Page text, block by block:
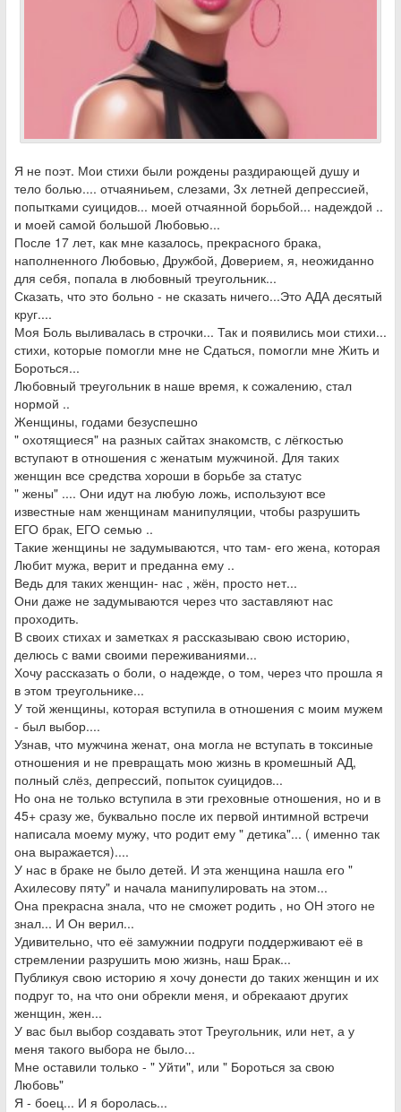
Я не поэт. Мои стихи были рождены раздирающей душу и
тело болью.... отчаяниьем, слезами, 3х летней депрессией,
попытками суицидов... моей отчаянной борьбой... надеждой ..
и моей самой большой Любовью...
После 17 лет, как мне казалось, прекрасного брака,
наполненного Любовью, Дружбой, Доверием, я, неожиданно
для себя, попала в любовный треугольник...
Сказать, что это больно - не сказать ничего...Это АДА десятый
круг....
Моя Боль выливалась в строчки... Так и появились мои стихи...
стихи, которые помогли мне не Сдаться, помогли мне Жить и
Бороться...
Любовный треугольник в наше время, к сожалению, стал
нормой ..
Женщины, годами безуспешно
" охотящиеся" на разных сайтах знакомств, с лёгкостью
вступают в отношения с женатым мужчиной. Для таких
женщин все средства хороши в борьбе за статус
" жены" .... Они идут на любую ложь, используют все
известные нам женщинам манипуляции, чтобы разрушить
ЕГО брак, ЕГО семью ..
Такие женщины не задумываются, что там- его жена, которая
Любит мужа, верит и преданна ему ..
Ведь для таких женщин- нас , жён, просто нет...
Они даже не задумываются через что заставляют нас
проходить.
В своих стихах и заметках я рассказываю свою историю,
делюсь с вами своими переживаниями...
Хочу рассказать о боли, о надежде, о том, через что прошла я
в этом треугольнике...
У той женщины, которая вступила в отношения с моим мужем
- был выбор....
Узнав, что мужчина женат, она могла не вступать в токсиные
отношения и не превращать мою жизнь в кромешный АД,
полный слёз, депрессий, попыток суицидов...
Но она не только вступила в эти греховные отношения, но и в
45+ сразу же, буквально после их первой интимной встречи
написала моему мужу, что родит ему " детика"... ( именно так
она выражается)....
У нас в браке не было детей. И эта женщина нашла его "
Ахилесову пяту" и начала манипулировать на этом...
Она прекрасна знала, что не сможет родить , но ОН этого не
знал... И Он верил...
Удивительно, что её замужнии подруги поддерживают её в
стремлении разрушить мою жизнь, наш Брак...
Публикуя свою историю я хочу донести до таких женщин и их
подруг то, на что они обрекли меня, и обрекаают других
женщин, жен...
У вас был выбор создавать этот Треугольник, или нет, а у
меня такого выбора не было...
Мне оставили только - " Уйти", или " Бороться за свою
Любовь"
Я - боец... И я боролась...